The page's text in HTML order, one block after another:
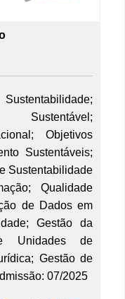
Sustentabilidade;
Objetivos
Sustentáveis;
Sustentabilidade
Qualidade
de Dados em
Gestão da
Unidades de
Gestão de
07/2025